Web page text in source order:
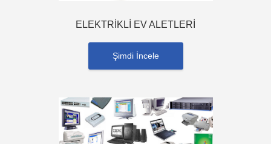
ELEKTRİKLİ EV ALETLERİ
Şimdi İncele